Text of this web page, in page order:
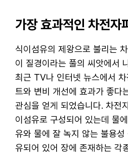
가장 효과적인 차전자
식이섬유의 제왕으로 불리는
이 질경이라는 풀의 씨앗에서
최근 TV나 인터넷 뉴스에서 차
트와 변비 개선에 효과가 좋다
관심을 얻게 되었습니다. 차전
이섬유로 구성되어 있는데 물
유와 물에 잘 녹지 않는 불용
유되어 있어 장에 존재하는 각